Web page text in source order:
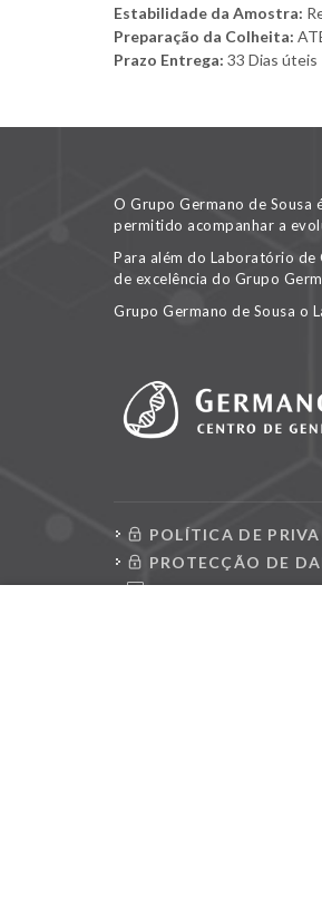
Estabilidade da Amostra:
Preparação da Colheita:
Prazo Entrega: 33 Dias úteis
O Grupo Germano de
permitido acompanhar a
Para além do Laboratório
de excelência do Grupo
Grupo Germano de Sousa o
POLÍTICA DE
PROTECÇÃO DE
CONSULTAR